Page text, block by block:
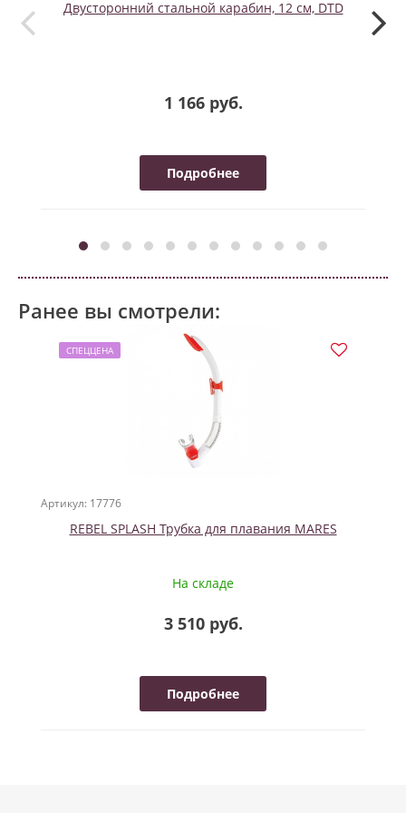
Двусторонний стальной карабин, 12 см, DTD
1 166 руб.
Подробнее
Ранее вы смотрели:
СПЕЦЦЕНА
Артикул: 17776
REBEL SPLASH Трубка для плавания MARES
На складе
3 510 руб.
Подробнее